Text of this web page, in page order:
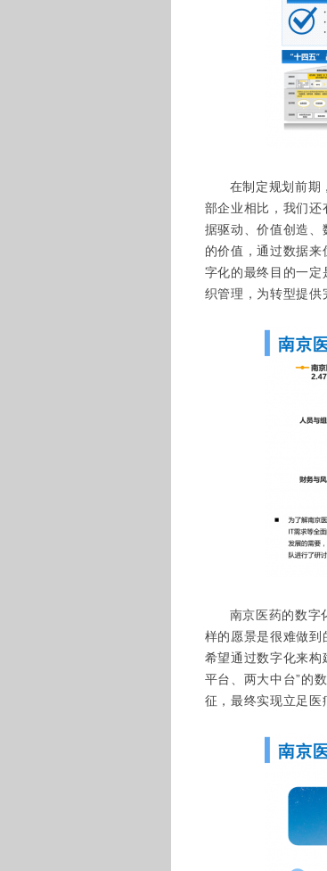
在制定规划前期
部企业相比，我们
据驱动、价值创造
的价值，通过数据
字化的最终目的一
织管理，为转型提供
南京医药的数字
样的愿景是很难做
希望通过数字化来
平台、两大中台”的
征，最终实现立足医